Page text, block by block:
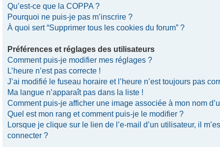
Qu’est-ce que la COPPA ?
Pourquoi ne puis-je pas m’inscrire ?
À quoi sert “Supprimer tous les cookies du forum” ?
Préférences et réglages des utilisateurs
Comment puis-je modifier mes réglages ?
L’heure n’est pas correcte !
J’ai modifié le fuseau horaire et l’heure n’est toujours pas
Ma langue n’apparaît pas dans la liste !
Comment puis-je afficher une image associée à mon nom
Quel est mon rang et comment puis-je le modifier ?
Lorsque je clique sur le lien de l’e-mail d’un utilisateur, il
connecter ?